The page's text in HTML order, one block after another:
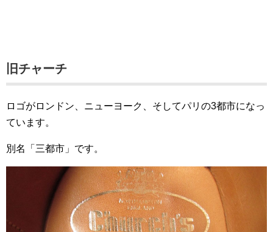
旧チャーチ
ロゴがロンドン、ニューヨーク、そしてパリの3都市になっ
ています。
別名「三都市」です。